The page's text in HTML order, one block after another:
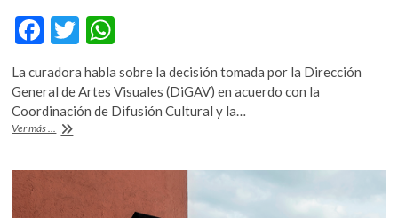
F
e
b
o
o
k
T
itt
er
at
s
p
p
La curadora habla sobre la decisión tomada por la Dirección
General de Artes Visuales (DiGAV) en acuerdo con la
Coordinación de Difusión Cultural y la…
Ver más ...
Amanda
Garza,